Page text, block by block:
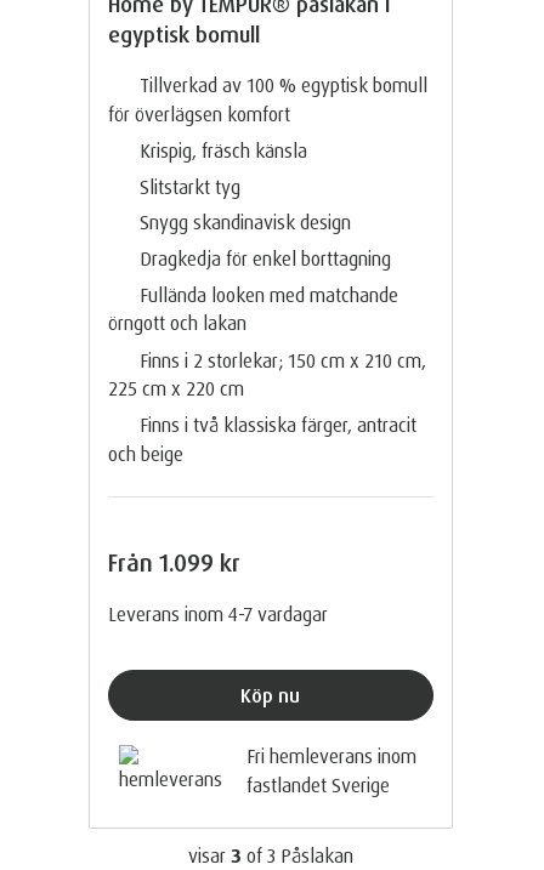
egyptisk bomull
Tillverkad av 100 % egyptisk bomull
för överlägsen komfort
Krispig, fräsch känsla
Slitstarkt tyg
Snygg skandinavisk design
Dragkedja för enkel borttagning
Fullända looken med matchande
örngott och lakan
Finns i 2 storlekar; 150 cm x 210 cm,
225 cm x 220 cm
Finns i två klassiska färger, antracit
och beige
Från 1.099 kr
Leverans inom 4-7 vardagar
Köp nu
Fri hemleverans inom
fastlandet Sverige
visar 3 of 3 Påslakan